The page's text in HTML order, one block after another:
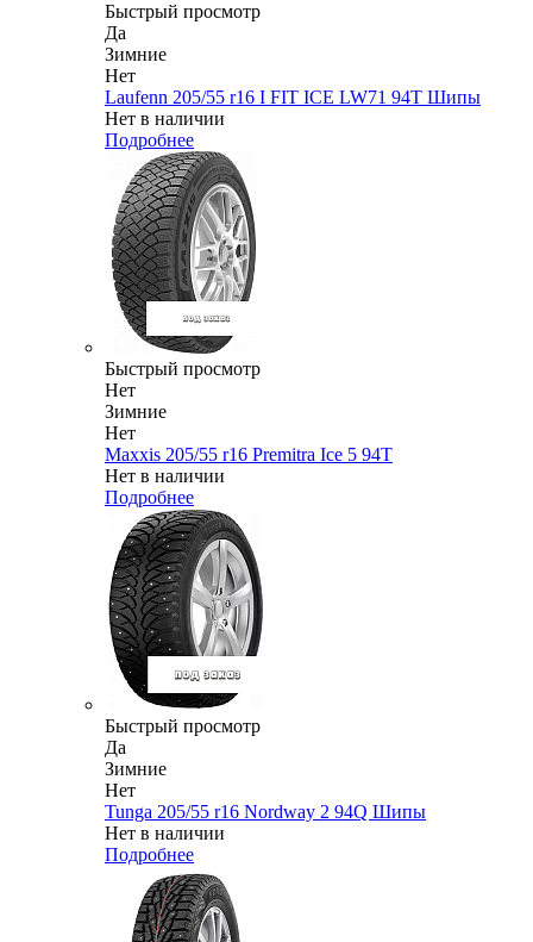
Быстрый просмотр
Да
Зимние
Нет
Laufenn 205/55 r16 I FIT ICE LW71 94T Шипы
Нет в наличии
Подробнее
Быстрый просмотр
Нет
Зимние
Нет
Maxxis 205/55 r16 Premitra Ice 5 94T
Нет в наличии
Подробнее
Быстрый просмотр
Да
Зимние
Нет
Tunga 205/55 r16 Nordway 2 94Q Шипы
Нет в наличии
Подробнее